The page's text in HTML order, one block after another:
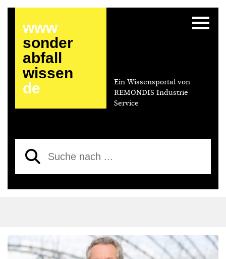
www
sonder
abfall
wissen
de
Ein Wissensportal von
REMONDIS Industrie
Service